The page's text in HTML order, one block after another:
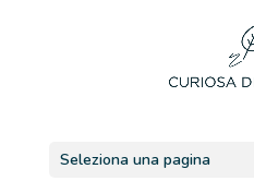
Seleziona una pagina